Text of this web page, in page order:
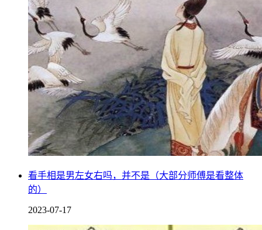
看手相是男左女右吗，并不是（大部分师傅是看整体
的）
2023-07-17